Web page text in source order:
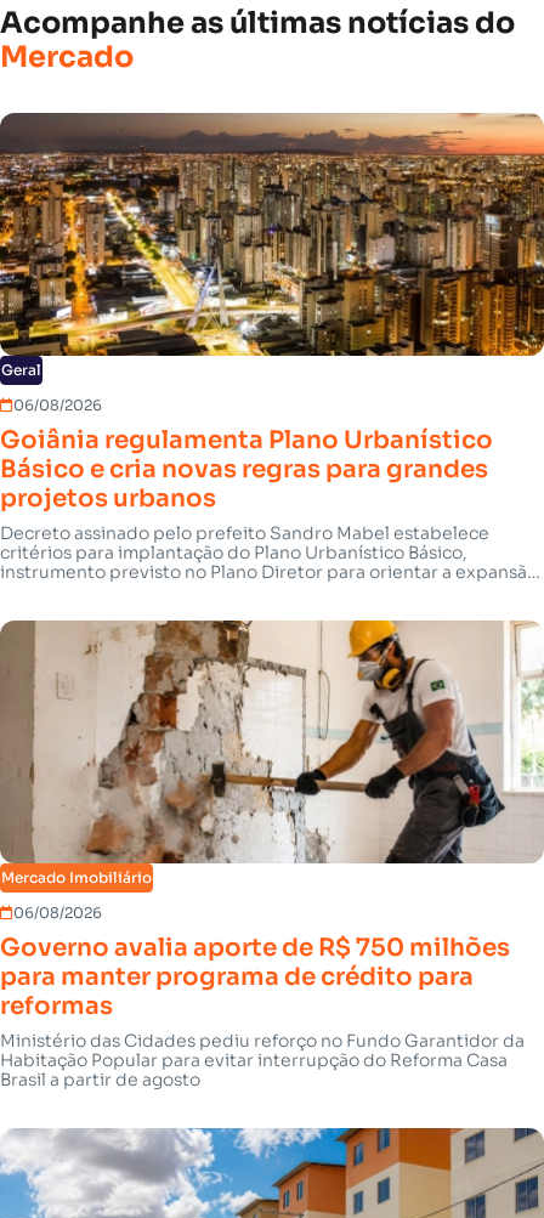
Acompanheas últimas notícias do
Mercado
Geral
06/08/2026
Goiânia regulamenta Plano Urbanístico
Básico e cria novas regras para grandes
projetos urbanos
Decreto assinado pelo prefeito Sandro Mabel estabelece
critérios para implantação do Plano Urbanístico Básico,
instrumento previsto no Plano Diretor para orientar a expansão
Mercado Imobiliário
06/08/2026
Governo avalia aporte de R$ 750 milhões
para manter programa de crédito para
reformas
Ministério das Cidades pediu reforço no Fundo Garantidor da
Habitação Popular para evitar interrupção do Reforma Casa
Brasil a partir de agosto